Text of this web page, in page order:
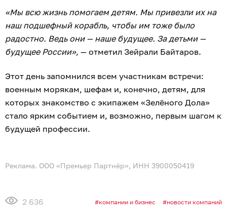
«Мы всю жизнь помогаем детям. Мы привезли их на
наш подшефный корабль, чтобы им тоже было
радостно. Ведь они — наше будущее. За детьми —
будущее России», — отметил Зейрали Байтаров.
Этот день запомнился всем участникам встречи:
военным морякам, шефам и, конечно, детям, для
которых знакомство с экипажем «Зелёного Дола»
стало ярким событием и, возможно, первым шагом к
будущей профессии.
Реклама. ООО «Премьер Партнёр», ИНН 3900050419
2 636 компании и бизнес новости компаний